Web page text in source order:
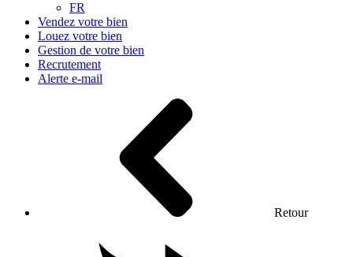
FR
Vendez votre bien
Louez votre bien
Gestion de votre bien
Recrutement
Alerte e-mail
Retour